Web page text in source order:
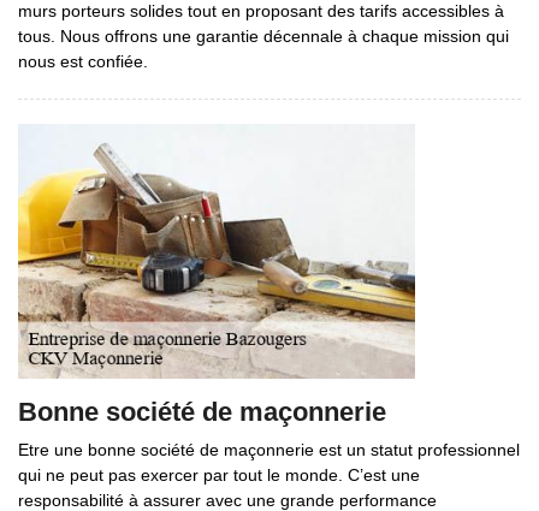
murs porteurs solides tout en proposant des tarifs accessibles à
tous. Nous offrons une garantie décennale à chaque mission qui
nous est confiée.
Bonne société de maçonnerie
Etre une bonne société de maçonnerie est un statut professionnel
qui ne peut pas exercer par tout le monde. C’est une
responsabilité à assurer avec une grande performance